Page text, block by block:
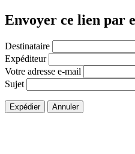
Envoyer ce lien par
Destinataire
Expéditeur
Votre adresse e-mail
Sujet
Expédier Annuler